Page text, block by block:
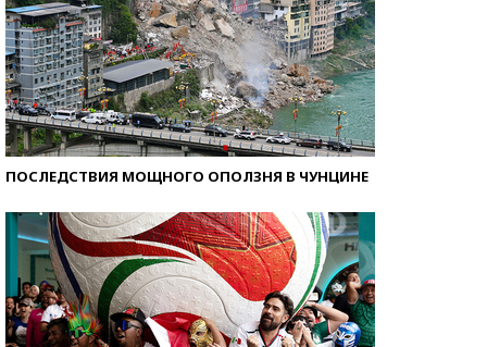
ПОСЛЕДСТВИЯ МОЩНОГО ОПОЛЗНЯ В ЧУНЦИНЕ